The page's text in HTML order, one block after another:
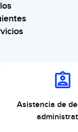
los
Asistencia de